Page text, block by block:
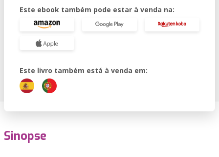
Este ebook também pode estar à venda na:
Este livro também está à venda em:
Sinopse